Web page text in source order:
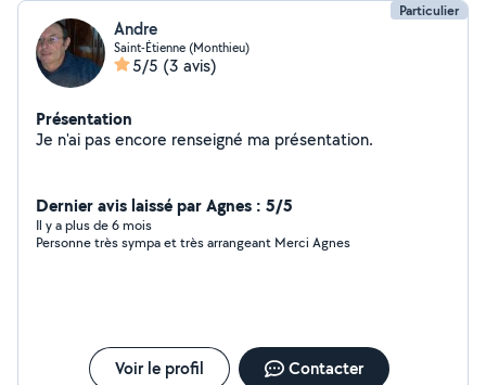
Particulier
Andre
Saint-Étienne (Monthieu)
5/5 (3 avis)
Présentation
Je n'ai pas encore renseigné ma présentation.
Dernier avis laissé par Agnes : 5/5
Il y a plus de 6 mois
Personne très sympa et très arrangeant Merci Agnes
Voir le profil Contacter